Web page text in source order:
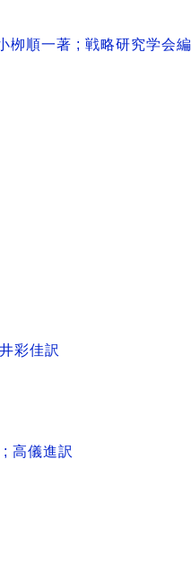
栁順一著 ; 戦略研究学会
彩佳訳
高儀進訳